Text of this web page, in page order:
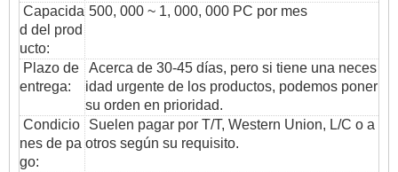
Capacida
d del prod
ucto:
500, 000 ~ 1, 000, 000 PC por mes
Plazo de
entrega:
Acerca de 30-45 días, pero si tiene una neces
idad urgente de los productos, podemos poner
su orden en prioridad.
Condicio
nes de pa
go:
Suelen pagar por T/T, Western Union, L/C o a
otros según su requisito.